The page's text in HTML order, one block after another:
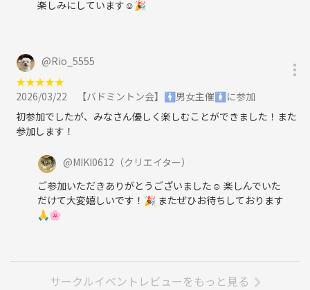
楽しみにしています☺️🎉
@Rio_5555
★★★★★
2026/03/22
【バドミントン会】🚹男女主催🚺に参加
初参加でしたが、みなさん優しく楽しむことができました！また
参加します！
@MIKI0612 （クリエイター）
ご参加いただきありがとうございました☺️ 楽しんでいた
だけて大変嬉しいです！🎉 またぜひお待ちしております
🙏🌸
サークルイベントレビューをもっと見る